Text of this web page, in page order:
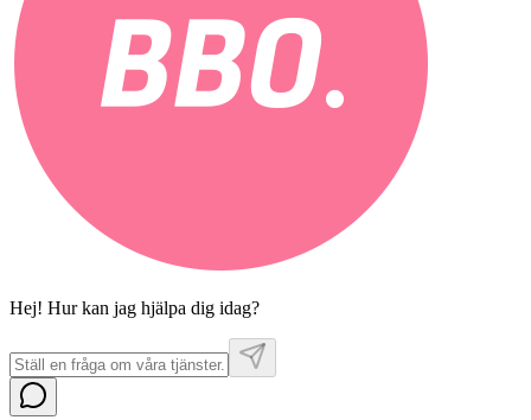
Hej! Hur kan jag hjälpa dig idag?